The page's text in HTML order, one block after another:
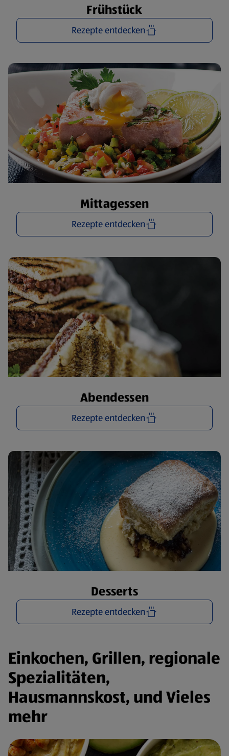
Frühstück
Rezepte entdecken
Mittagessen
Rezepte entdecken
Abendessen
Rezepte entdecken
Desserts
Rezepte entdecken
Einkochen, Grillen, regionale
Spezialitäten,
Hausmannskost, und Vieles
mehr